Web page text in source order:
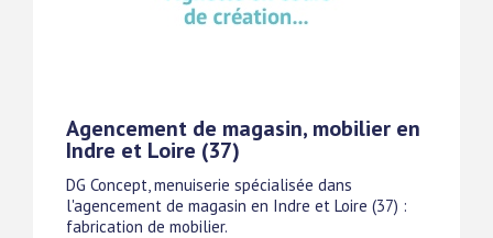
Agencement de magasin, mobilier en
Indre et Loire (37)
DG Concept, menuiserie spécialisée dans
l'agencement de magasin en Indre et Loire (37) :
fabrication de mobilier.